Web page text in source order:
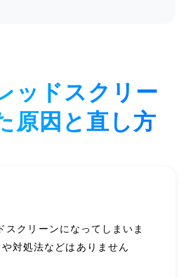
ッドスクリー
原因と直し方
スクリーンになってしまいま
対処法などはありません